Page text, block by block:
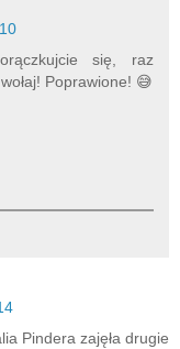
się, raz
Poprawione! 😅
Pindera zajęła drugie